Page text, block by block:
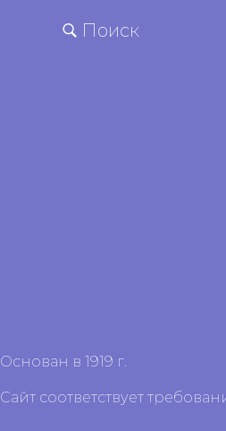
Поиск
Основан в 1919 г.
Сайт соответствует